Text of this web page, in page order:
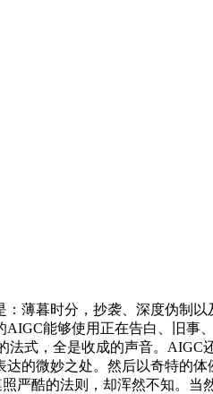
暮时分，抄袭、深度伪制以
能够使用正在告白、旧
式，全是收成的声音。
的微妙之处。然后以奇特的
严酷的法则，却浑然不知。